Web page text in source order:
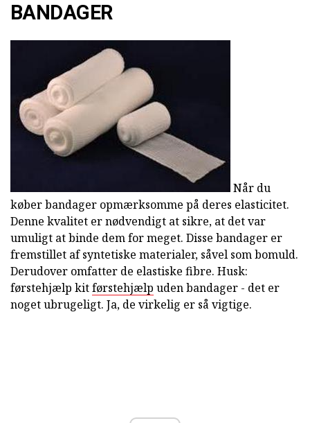
BANDAGER
Når du
køber bandager opmærksomme på deres elasticitet.
Denne kvalitet er nødvendigt at sikre, at det var
umuligt at binde dem for meget. Disse bandager er
fremstillet af syntetiske materialer, såvel som bomuld.
Derudover omfatter de elastiske fibre. Husk:
førstehjælp kitførstehjælp uden bandager - det er
noget ubrugeligt. Ja, de virkelig er så vigtige.